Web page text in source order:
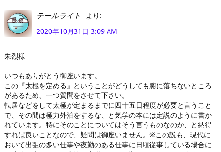
テールライト
より:
2020年10月31日 3:09 AM
朱烈様
いつもありがとう御座います。
この『太極を定める』ということがどうしても腑に落ちないところ
があるため、一つ質問をさせて下さい。
転居などをして太極が定まるまでに四十五日程度が必要と言うこと
で、その間は極力外泊をするな、と気学の本には定説のように書か
れています。特にそのことについてはそう言うものなのか、と納得
すれば良いことなので、疑問は御座いません。※この説も、現代に
おいて出張の多い仕事や夜勤のある仕事に日頃従事している場合に